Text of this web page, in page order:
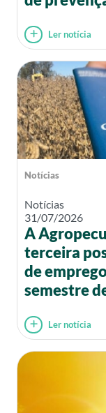
Ler notícia
Notícias
Notícias
31/07/2026
A
terceira
de
semestre
Ler notícia